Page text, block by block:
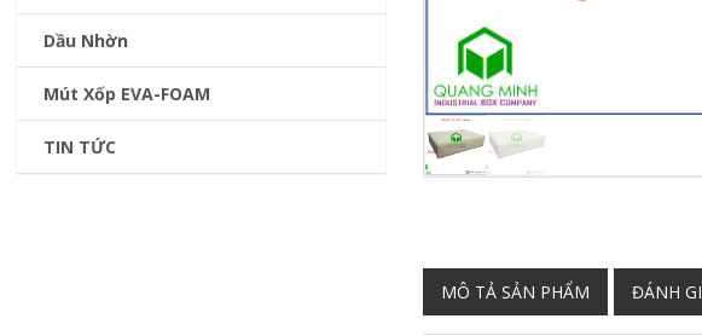
Dầu Nhờn
Mút Xốp EVA-FOAM
TIN TỨC
MÔ TẢ SẢN PHẨM ĐÁNH